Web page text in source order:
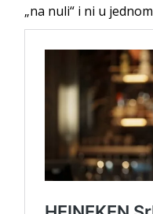
„na nuli“ i ni u